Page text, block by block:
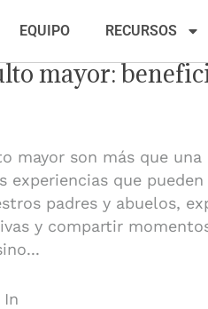
EQUIPO RECURSOS
mayor:
mayor son más que
experiencias que
padres y abuelos,
y compartir
In